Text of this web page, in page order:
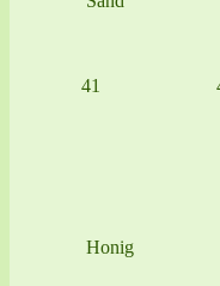
41
Honig